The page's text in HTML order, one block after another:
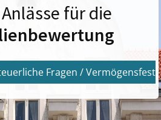
für die
Fragen /